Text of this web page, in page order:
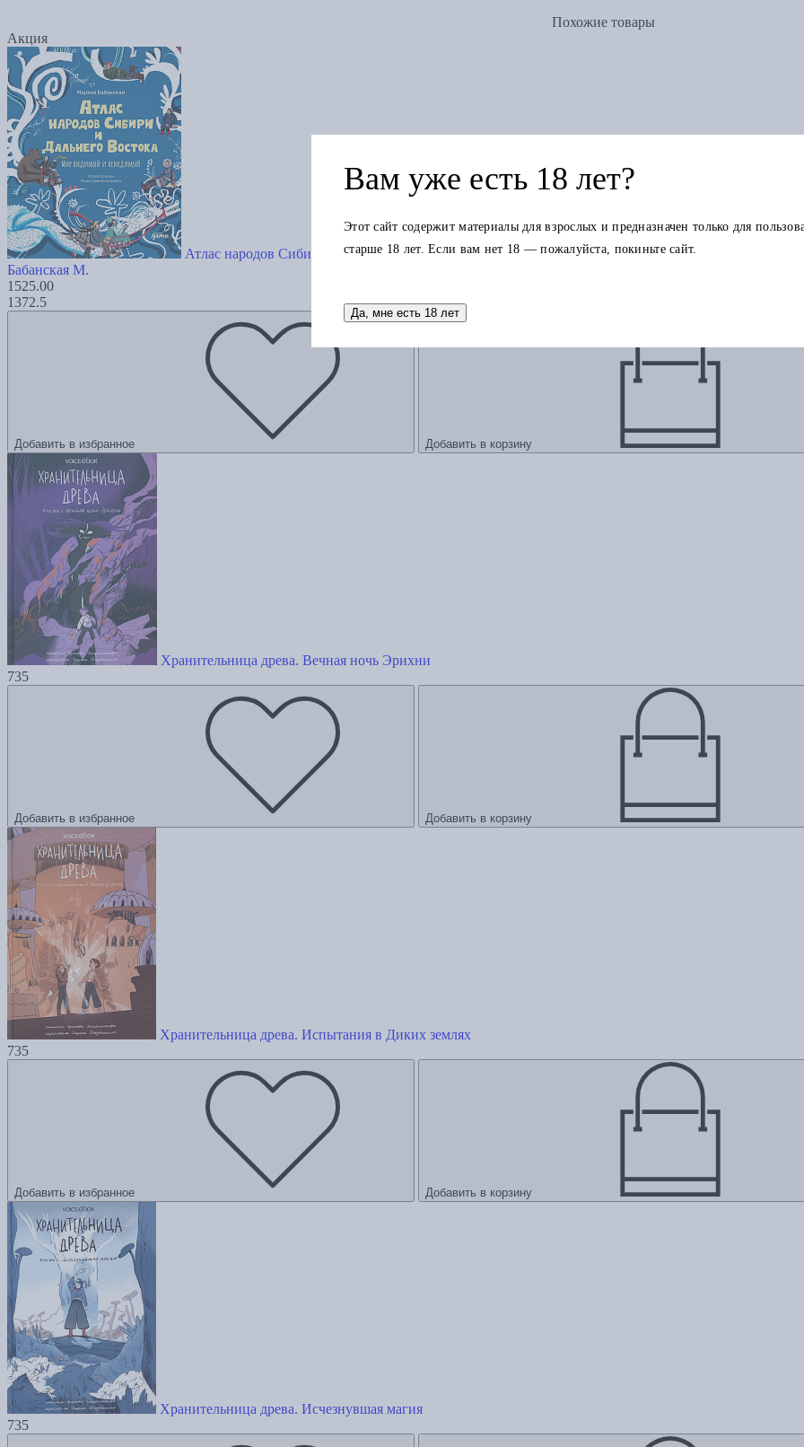
Похожие товары
Акция
Атлас народов Сибири и Дальнего Востока: Мир видимый и невидимый
Бабанская М.
1525.00
1372.5
Добавить в избранное Добавить в корзину
Хранительница древа. Вечная ночь Эрихни
735
Добавить в избранное Добавить в корзину
Хранительница древа. Испытания в Диких землях
735
Добавить в избранное Добавить в корзину
Хранительница древа. Исчезнувшая магия
735
Вам уже есть 18 лет?
Этот сайт содержит материалы для взрослых и предназначен только для
старше 18 лет. Если вам нет 18 — пожалуйста, покиньте сайт.
Да, мне есть 18 лет